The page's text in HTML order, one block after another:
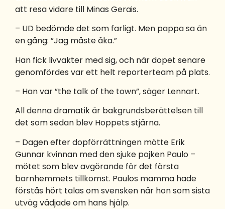
att resa vidare till Minas Gerais.
– UD bedömde det som farligt. Men pappa sa än
en gång: ”Jag måste åka.”
Han fick livvakter med sig, och när dopet senare
genomfördes var ett helt reporterteam på plats.
– Han var ”the talk of the town”, säger Lennart.
All denna dramatik är bakgrundsberättelsen till
det som sedan blev Hoppets stjärna.
– Dagen efter dopförrättningen mötte Erik
Gunnar kvinnan med den sjuke pojken Paulo –
mötet som blev avgörande för det första
barnhemmets tillkomst. Paulos mamma hade
förstås hört talas om svensken när hon som sista
utväg vädjade om hans hjälp.